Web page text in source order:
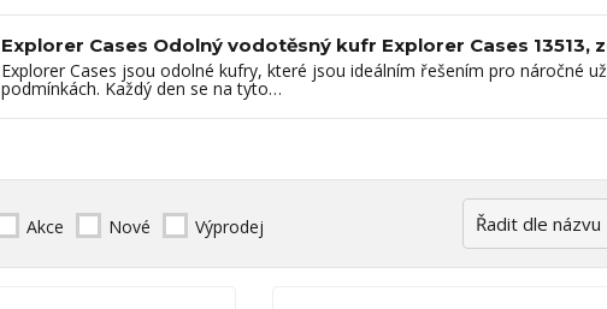
Explorer Cases Odolný vodotěsný kufr Explorer Cases 13513,
Explorer Cases jsou odolné kufry, které jsou ideálním řešením pro náročné
podmínkách. Každý den se na tyto…
Akce Nové Výprodej